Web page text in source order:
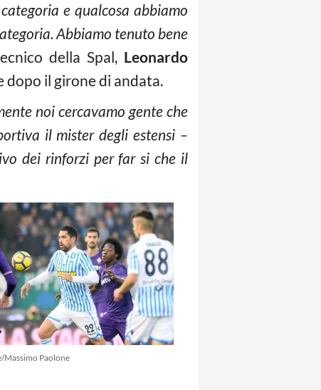
e qualcosa abbiamo
Abbiamo tenuto bene
della Spal, Leonardo
dopo il girone di andata.
noi cercavamo gente che
il mister degli estensi –
dei rinforzi per far si che il
Massimo Paolone